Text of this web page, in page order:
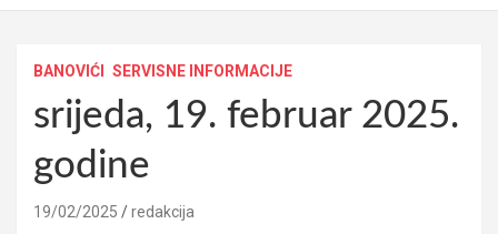
BANOVIĆI SERVISNE INFORMACIJE
srijeda, 19. februar 2025.
godine
19/02/2025 redakcija